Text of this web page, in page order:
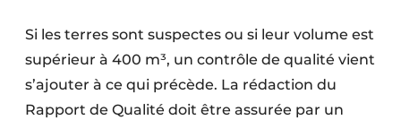
Si les terres sont suspectes ou si leur volume est
supérieur à 400 m³, un contrôle de qualité vient
s’ajouter à ce qui précède. La rédaction du
Rapport de Qualité doit être assurée par un